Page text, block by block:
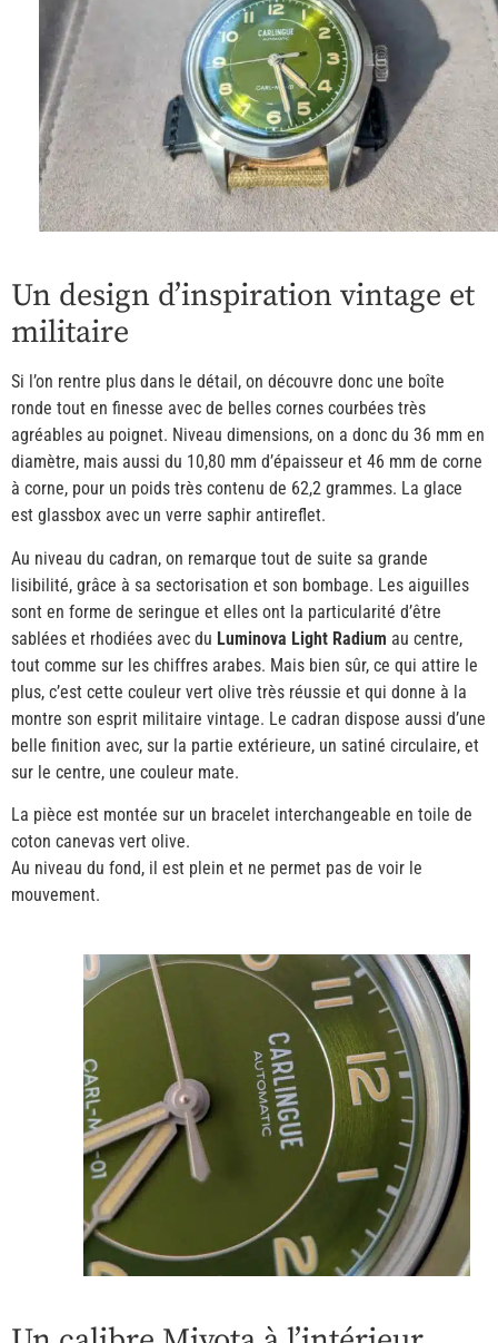
Un design d’inspiration vintage et
militaire
Si l’on rentre plus dans le détail, on découvre donc une boîte
ronde tout en finesse avec de belles cornes courbées très
agréables au poignet. Niveau dimensions, on a donc du 36 mm en
diamètre, mais aussi du 10,80 mm d’épaisseur et 46 mm de corne
à corne, pour un poids très contenu de 62,2 grammes. La glace
est glassbox avec un verre saphir antireflet.
Au niveau du cadran, on remarque tout de suite sa grande
lisibilité, grâce à sa sectorisation et son bombage. Les aiguilles
sont en forme de seringue et elles ont la particularité d’être
sablées et rhodiées avec du Luminova Light Radium au centre,
tout comme sur les chiffres arabes. Mais bien sûr, ce qui attire le
plus, c’est cette couleur vert olive très réussie et qui donne à la
montre son esprit militaire vintage. Le cadran dispose aussi d’une
belle finition avec, sur la partie extérieure, un satiné circulaire, et
sur le centre, une couleur mate.
La pièce est montée sur un bracelet interchangeable en toile de
coton canevas vert olive.
Au niveau du fond, il est plein et ne permet pas de voir le
mouvement.